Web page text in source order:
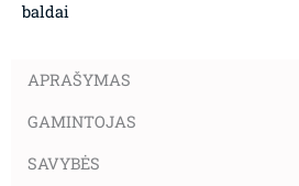
baldai
APRAŠYMAS
GAMINTOJAS
SAVYBĖS